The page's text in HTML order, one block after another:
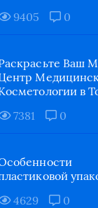
9405
0
Ваш
в
7381
0
4629
0